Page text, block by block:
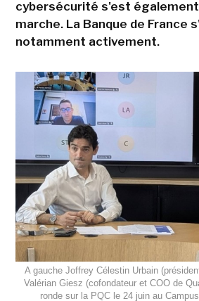
cybersécurité s'est
marche. La Banque de France
notamment activement.
A gauche Joffrey Célestin Urbain
Valérian Giesz (cofondateur et COO de
ronde sur la PQC le 24 juin au